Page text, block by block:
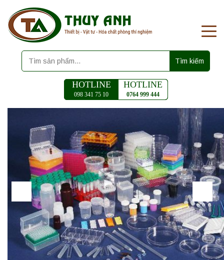
Tìm kiếm
HOTLINE
098 341 75 10
HOTLINE
0764 999 444